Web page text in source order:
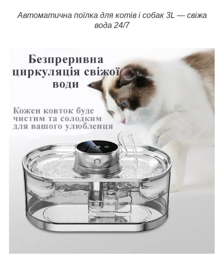
Автоматична поїлка для котів і собак 3L — свіжа
вода 24/7